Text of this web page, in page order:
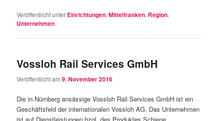
Veröffentlicht unter Einrichtungen,Mittelfranken, Region,
Unternehmen
Vossloh Rail Services GmbH
Veröffentlicht am9. November 2016
Die in Nürnberg ansässige Vossloh Rail Services GmbH ist ein
Geschäftsfeld der internationalen Vossloh AG. Das Unternehmen